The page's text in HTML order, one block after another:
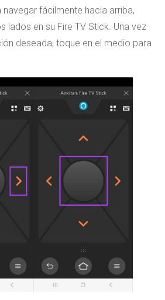
fácilmente hacia arriba,
lados en su Fire TV Stick. Una vez
deseada, toque en el medio para